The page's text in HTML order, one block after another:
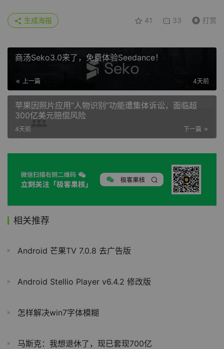
41 33 打赏
生成海报
商汤Seko3.0来了，免费体验Seedance！
上一篇 4天前
苹果因照片应用“人物识别”功能遭集体诉讼，面临超
300亿美元赔偿风险
下一篇
4天前
相关推荐
Android 芒果TV 7.0.8 去广告版
Android Stellio Player v6.4.2 修改版
怎样解决win7字体模糊
马斯克：我想退休了，现已套现700亿